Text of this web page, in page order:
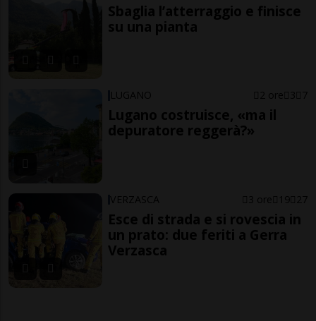
Sbaglia l’atterraggio e finisce
su una pianta
LUGANO 2 ore 3 7
Lugano costruisce, «ma il
depuratore reggerà?»
VERZASCA 3 ore 19 27
Esce di strada e si rovescia in
un prato: due feriti a Gerra
Verzasca